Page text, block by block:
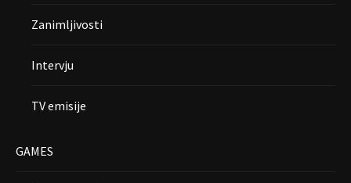
Zanimljivosti
Intervju
TV emisije
GAMES